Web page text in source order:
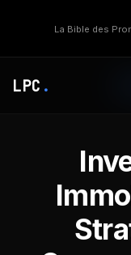
La Bible des
LPC .